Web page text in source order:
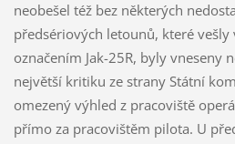
neobešel též bez některých
předsériových letounů, které vešly
označením Jak-25R, byly vneseny
největší kritiku ze strany Státní
omezený výhled z pracoviště
přímo za pracovištěm pilota. U